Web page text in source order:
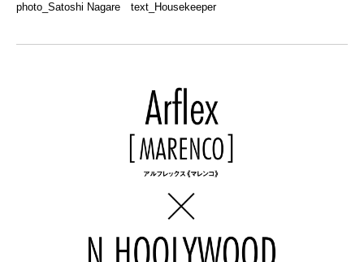
photo_Satoshi Nagare text_Housekeeper